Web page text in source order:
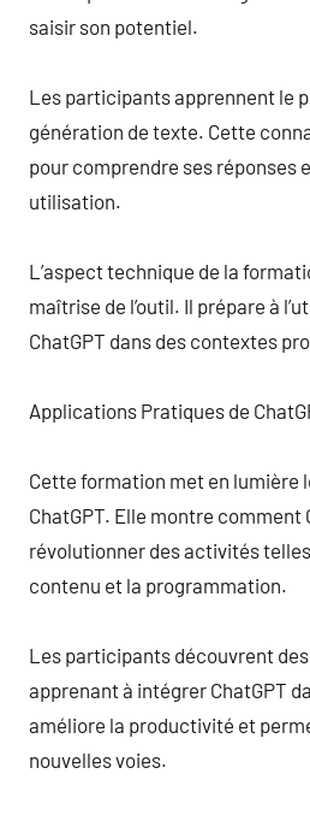
saisir son potentiel.
Les participants apprennent le
génération de texte. Cette
pour comprendre ses réponses
utilisation.
L’aspect technique de la
maîtrise de l’outil. Il prépare à
ChatGPT dans des contextes
Applications Pratiques de
Cette formation met en lumière
ChatGPT. Elle montre comment
révolutionner des activités
contenu et la programmation.
Les participants découvrent
apprenant à intégrer ChatGPT
améliore la productivité et
nouvelles voies.